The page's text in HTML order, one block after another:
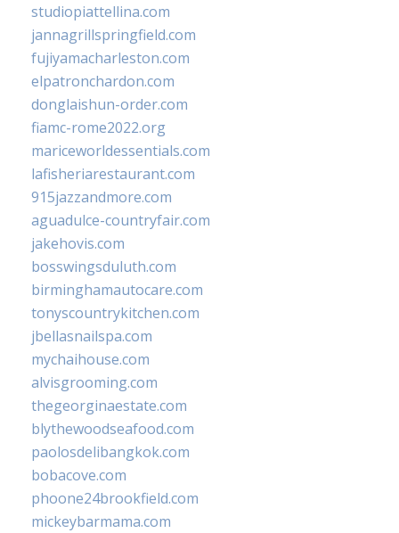
studiopiattellina.com
jannagrillspringfield.com
fujiyamacharleston.com
elpatronchardon.com
donglaishun-order.com
fiamc-rome2022.org
mariceworldessentials.com
lafisheriarestaurant.com
915jazzandmore.com
aguadulce-countryfair.com
jakehovis.com
bosswingsduluth.com
birminghamautocare.com
tonyscountrykitchen.com
jbellasnailspa.com
mychaihouse.com
alvisgrooming.com
thegeorginaestate.com
blythewoodseafood.com
paolosdelibangkok.com
bobacove.com
phoone24brookfield.com
mickeybarmama.com